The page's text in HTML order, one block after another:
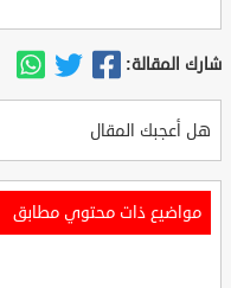
شارك المقالة:
هل أعجبك المقال
مواضيع ذات محتوي مطابق